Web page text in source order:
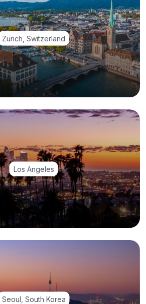
Zurich, Switzerland
Los Angeles
Seoul, South Korea